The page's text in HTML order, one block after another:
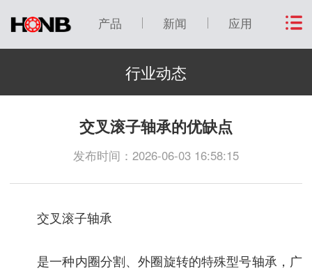
产品 新闻 应用
行业动态
交叉滚子轴承的优缺点
发布时间：2026-06-03 16:58:15
交叉滚子轴承
是一种内圈分割、外圈旋转的特殊型号轴承，广